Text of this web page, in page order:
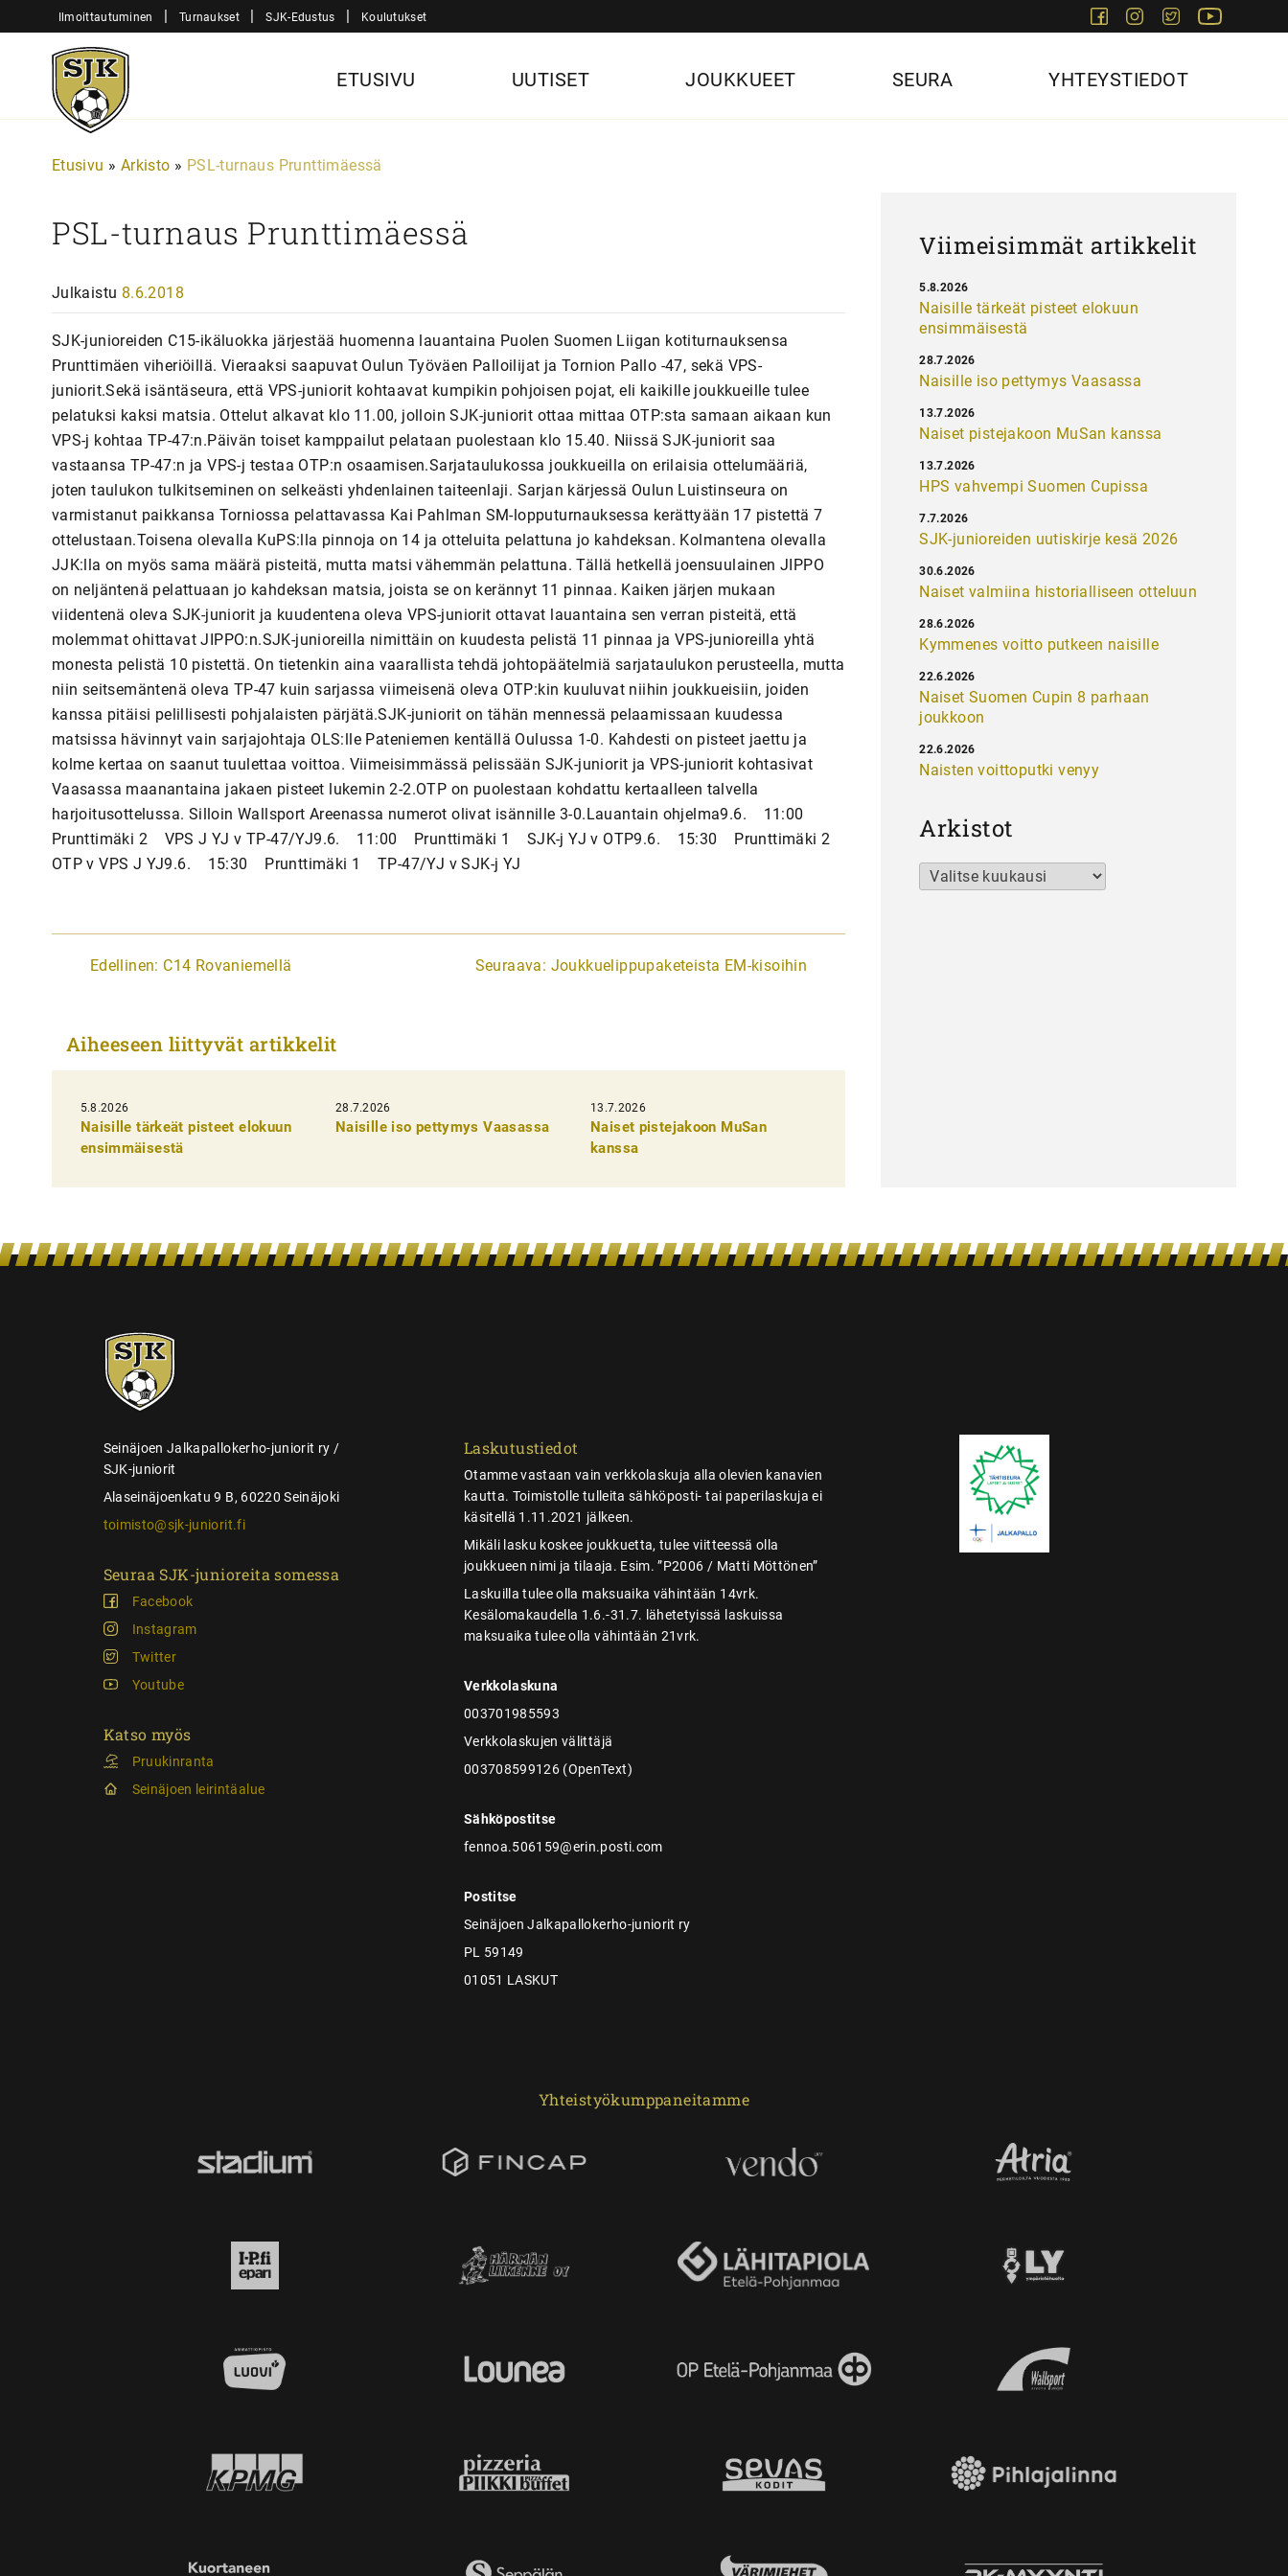
sisältöön
Ilmoittautuminen | Turnaukset | SJK-Edustus | Koulutukset FacebookInstagram
Twitter
Sjk-
Juniorit
ETUSIVU UUTISET JOUKKUEET SEURA YHTEYSTIEDOT
Etusivu » Arkisto » PSL-turnaus Prunttimäessä
PSL-turnaus Prunttimäessä
Julkaistu 8.6.2018
SJK-junioreiden C15-ikäluokka järjestää huomenna lauantaina Puolen Suomen Liigan kotiturnauksensa
Prunttimäen viheriöillä. Vieraaksi saapuvat Oulun Työväen Palloilijat ja Tornion Pallo -47, sekä VPS-
juniorit.Sekä isäntäseura, että VPS-juniorit kohtaavat kumpikin pohjoisen pojat, eli kaikille joukkueille tulee
pelatuksi kaksi matsia. Ottelut alkavat klo 11.00, jolloin SJK-juniorit ottaa mittaa OTP:sta samaan aikaan kun
VPS-j kohtaa TP-47:n.Päivän toiset kamppailut pelataan puolestaan klo 15.40. Niissä SJK-juniorit saa
vastaansa TP-47:n ja VPS-j testaa OTP:n osaamisen.Sarjataulukossa joukkueilla on erilaisia ottelumääriä,
joten taulukon tulkitseminen on selkeästi yhdenlainen taiteenlaji. Sarjan kärjessä Oulun Luistinseura on
varmistanut paikkansa Torniossa pelattavassa Kai Pahlman SM-lopputurnauksessa kerättyään 17 pistettä 7
ottelustaan.Toisena olevalla KuPS:lla pinnoja on 14 ja otteluita pelattuna jo kahdeksan. Kolmantena olevalla
JJK:lla on myös sama määrä pisteitä, mutta matsi vähemmän pelattuna. Tällä hetkellä joensuulainen JIPPO
on neljäntenä pelattuaan jo kahdeksan matsia, joista se on kerännyt 11 pinnaa. Kaiken järjen mukaan
viidentenä oleva SJK-juniorit ja kuudentena oleva VPS-juniorit ottavat lauantaina sen verran pisteitä, että
molemmat ohittavat JIPPO:n.SJK-junioreilla nimittäin on kuudesta pelistä 11 pinnaa ja VPS-junioreilla yhtä
monesta pelistä 10 pistettä. On tietenkin aina vaarallista tehdä johtopäätelmiä sarjataulukon perusteella, mutta
niin seitsemäntenä oleva TP-47 kuin sarjassa viimeisenä oleva OTP:kin kuuluvat niihin joukkueisiin, joiden
kanssa pitäisi pelillisesti pohjalaisten pärjätä.SJK-juniorit on tähän mennessä pelaamissaan kuudessa
matsissa hävinnyt vain sarjajohtaja OLS:lle Pateniemen kentällä Oulussa 1-0. Kahdesti on pisteet jaettu ja
kolme kertaa on saanut tuulettaa voittoa. Viimeisimmässä pelissään SJK-juniorit ja VPS-juniorit kohtasivat
Vaasassa maanantaina jakaen pisteet lukemin 2-2.OTP on puolestaan kohdattu kertaalleen talvella
harjoitusottelussa. Silloin Wallsport Areenassa numerot olivat isännille 3-0.Lauantain ohjelma9.6. 11:00
Prunttimäki 2 VPS J YJ v TP-47/YJ9.6. 11:00 Prunttimäki 1 SJK-j YJ v OTP9.6. 15:30 Prunttimäki 2
OTP v VPS J YJ9.6. 15:30 Prunttimäki 1 TP-47/YJ v SJK-j YJ
A
i
k
e
n
Edellinen: C14 Rovaniemellä Seuraava: Joukkuelippupaketeista EM-kisoihin
Aiheeseen liittyvät artikkelit
5.8.2026
Naisille tärkeät pisteet elokuun
ensimmäisestä
28.7.2026
Naisille iso pettymys Vaasassa
13.7.2026
Naiset pistejakoon MuSan
kanssa
Viimeisimmät artikkelit
Naisille tärkeät pisteet elokuun
ensimmäisestä
5.8.2026
Naisille iso pettymys Vaasassa
28.7.2026
Naiset pistejakoon MuSan kanssa
13.7.2026
HPS vahvempi Suomen Cupissa
13.7.2026
SJK-junioreiden uutiskirje kesä 2026
7.7.2026
Naiset valmiina historialliseen otteluun
30.6.2026
Kymmenes voitto putkeen naisille
28.6.2026
Naiset Suomen Cupin 8 parhaan
joukkoon
22.6.2026
Naisten voittoputki venyy
22.6.2026
Arkistot
Arkistot
SJK-
juniorit
Seinäjoen Jalkapallokerho-juniorit ry /
SJK-juniorit
Alaseinäjoenkatu 9 B, 60220 Seinäjoki
toimisto@sjk-juniorit.fi
Seuraa SJK-junioreita somessa
Facebook
Instagram
Twitter
Youtube
Katso myös
Pruukinranta
Seinäjoen leirintäalue
Laskutustiedot
Otamme vastaan vain verkkolaskuja alla olevien kanavien
kautta. Toimistolle tulleita sähköposti- tai paperilaskuja ei
käsitellä 1.11.2021 jälkeen.
Mikäli lasku koskee joukkuetta, tulee viitteessä olla
joukkueen nimi ja tilaaja. Esim. ”P2006 / Matti Möttönen”
Laskuilla tulee olla maksuaika vähintään 14vrk.
Kesälomakaudella 1.6.-31.7. lähetetyissä laskuissa
maksuaika tulee olla vähintään 21vrk.
Verkkolaskuna
003701985593
Verkkolaskujen välittäjä
003708599126 (OpenText)
Sähköpostitse
fennoa.506159@erin.posti.com
Postitse
Seinäjoen Jalkapallokerho-juniorit ry
PL 59149
01051 LASKUT
Yhteistyökumppaneitamme